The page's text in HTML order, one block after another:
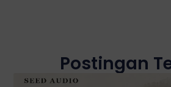
Postingan